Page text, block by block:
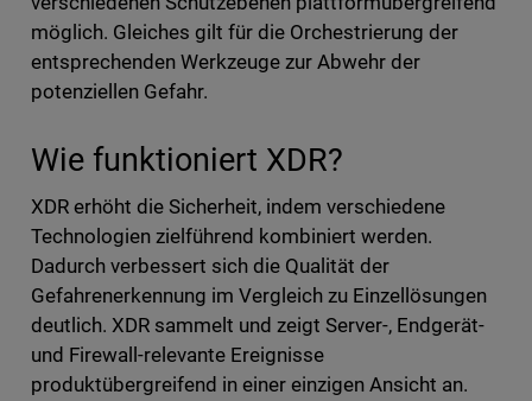
möglich. Gleiches gilt für die Orchestrierung der
entsprechenden Werkzeuge zur Abwehr der
potenziellen Gefahr.
Wie funktioniert XDR?
XDR erhöht die Sicherheit, indem verschiedene
Technologien zielführend kombiniert werden.
Dadurch verbessert sich die Qualität der
Gefahrenerkennung im Vergleich zu Einzellösungen
deutlich. XDR sammelt und zeigt Server-, Endgerät-
und Firewall-relevante Ereignisse
produktübergreifend in einer einzigen Ansicht an.